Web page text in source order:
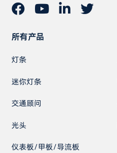
所有产品
灯条
迷你灯条
交通顾问
光头
仪表板/甲板/导流板